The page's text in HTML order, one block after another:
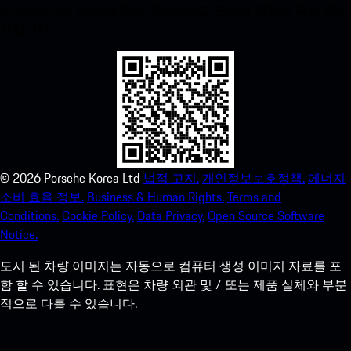
© 2026 Porsche Korea Ltd 법적 고지. 개인정보보호정책. 에너지
소비 효율 정보. Business & Human Rights.Terms and
Conditions.Cookie Policy. Data Privacy.Open Source Software
Notice.
도시 된 차량 이미지는 자동으로 컴퓨터 생성 이미지 자료를 포
함 할 수 있습니다. 표현은 차량 외관 및 / 또는 제품 실체와 부분
적으로 다를 수 있습니다.